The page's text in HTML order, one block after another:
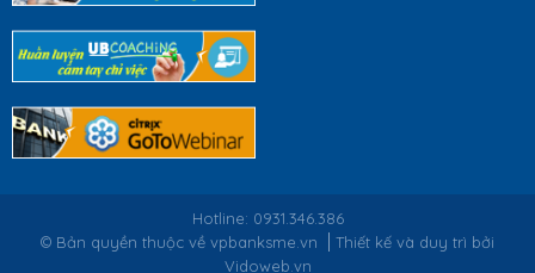
Hotline: 0931.346.386
© Bản quyền thuộc về vpbanksme.vn
Thiết kế và duy trì bởi
Vidoweb.vn